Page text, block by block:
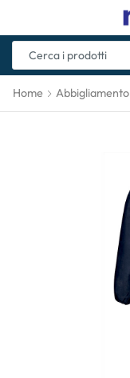
Home Abbigliamento